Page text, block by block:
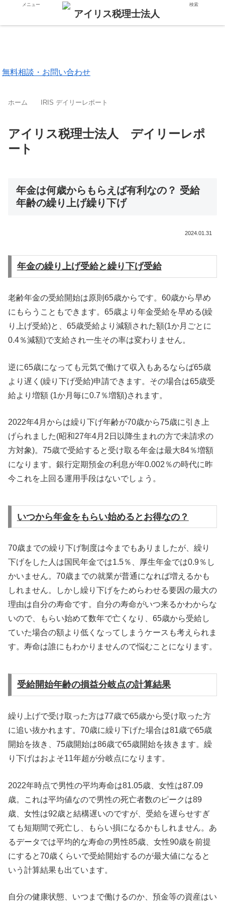
無料相談・お問い合わせ
ホーム IRIS デイリーレポート
アイリス税理士法人 デイリーレポ
ート
年金は何歳からもらえば有利なの？ 受給
年齢の繰り上げ繰り下げ
2024.01.31
年金の繰り上げ受給と繰り下げ受給
老齢年金の受給開始は原則65歳からです。60歳から早め
にもらうこともできます。65歳より年金受給を早める(繰
り上げ受給)と、65歳受給より減額された額(1か月ごとに
0.4％減額)で支給され一生その率は変わりません。
逆に65歳になっても元気で働けて収入もあるならば65歳
より遅く(繰り下げ受給)申請できます。その場合は65歳受
給より増額 (1か月毎に0.7％増額)されます。
2022年4月からは繰り下げ年齢が70歳から75歳に引き上
げられました(昭和27年4月2日以降生まれの方で未請求の
方対象)。75歳で受給すると受け取る年金は最大84％増額
になります。銀行定期預金の利息が年0.002％の時代に昨
今これを上回る運用手段はないでしょう。
いつから年金をもらい始めるとお得なの？
70歳までの繰り下げ制度は今までもありましたが、繰り
下げをした人は国民年金では1.5％、厚生年金では0.9％し
かいません。70歳までの就業が普通になれば増えるかも
しれません。しかし繰り下げをためらわせる要因の最大の
理由は自分の寿命です。自分の寿命がいつ来るかわからな
いので、もらい始めて数年で亡くなり、65歳から受給し
ていた場合の額より低くなってしまうケースも考えられま
す。寿命は誰にもわかりませんので悩むことになります。
受給開始年齢の損益分岐点の計算結果
繰り上げで受け取った方は77歳で65歳から受け取った方
に追い抜かれます。70歳に繰り下げた場合は81歳で65歳
開始を抜き、75歳開始は86歳で65歳開始を抜きます。繰
り下げはおよそ11年超が分岐点になります。
2022年時点で男性の平均寿命は81.05歳、女性は87.09
歳。これは平均値なので男性の死亡者数のピークは89
歳、女性は92歳と結構遅いのですが、受給を遅らせすぎ
ても短期間で死亡し、もらい損になるかもしれません。あ
るデータでは平均的な寿命の男性85歳、女性90歳を前提
にすると70歳くらいで受給開始するのが最大値になると
いう計算結果も出ています。
自分の健康状態、いつまで働けるのか、預金等の資産はい
メニュー 検索